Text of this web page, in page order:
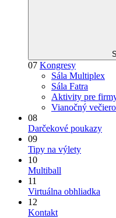
07 Kongresy
Sála Multiplex
Sála Fatra
Aktivity pre
Vianočný
08
Darčekové poukazy
09
Tipy na výlety
10
Multiball
11
Virtuálna obhliadka
12
Kontakt